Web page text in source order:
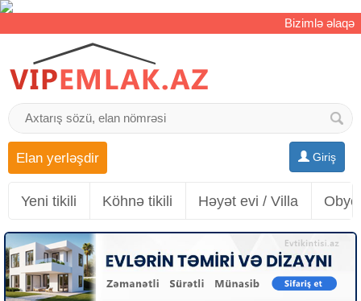
Bizimlə əlaqə
Giriş
Elan yerləşdir
Yeni tikili Köhnə tikili Həyət evi / Villa